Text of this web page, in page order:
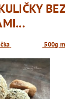
500g